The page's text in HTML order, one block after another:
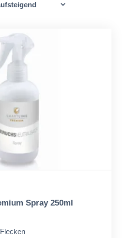
Spray 250ml